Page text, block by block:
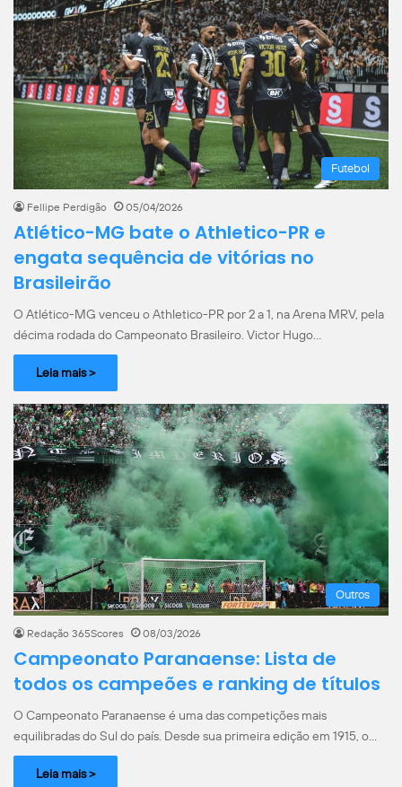
Futebol
Fellipe Perdigão 05/04/2026
Atlético-MG bate o Athletico-PR e
engata sequência de vitórias no
Brasileirão
O Atlético-MG venceu o Athletico-PR por 2 a 1, na Arena MRV, pela
décima rodada do Campeonato Brasileiro. Victor Hugo…
Leia mais >
Outros
Redação 365Scores 08/03/2026
Campeonato Paranaense: Lista de
todos os campeões e ranking de títulos
O Campeonato Paranaense é uma das competições mais
equilibradas do Sul do país. Desde sua primeira edição em 1915, o…
Leia mais >